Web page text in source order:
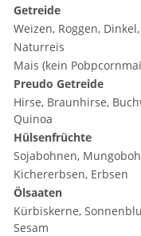
Getreide
Weizen, Roggen,
Naturreis
Mais (kein
Preudo Getreide
Hirse, Braunhirse,
Quinoa
Hülsenfrüchte
Sojabohnen,
Kichererbsen, Erbsen
Ölsaaten
Kürbiskerne,
Sesam